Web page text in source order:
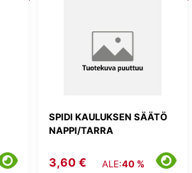
SPIDI KAULUKSEN SÄÄTÖ
NAPPI/TARRA
3,60 € ALE:40 %